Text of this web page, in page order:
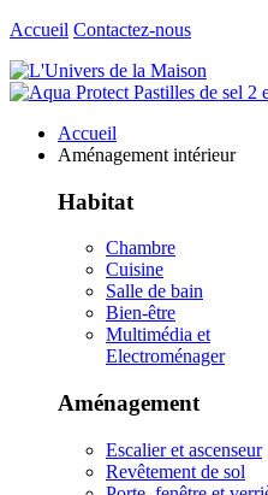
Accueil Contactez-nous
Accueil
Aménagement intérieur
Habitat
Chambre
Cuisine
Salle de bain
Bien-être
Multimédia et
Electroménager
Aménagement
Escalier et ascenseur
Revêtement de sol